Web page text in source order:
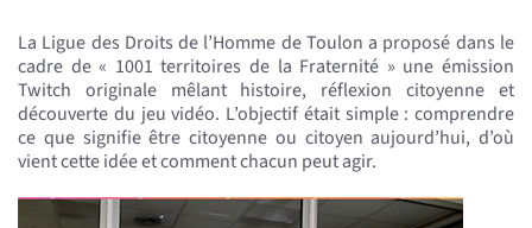
La Ligue des Droits de l’Homme de Toulon a proposé dans le
cadre de « 1001 territoires de la Fraternité » une émission
Twitch originale mêlant histoire, réflexion citoyenne et
découverte du jeu vidéo. L’objectif était simple : comprendre
ce que signifie être citoyenne ou citoyen aujourd’hui, d’où
vient cette idée et comment chacun peut agir.